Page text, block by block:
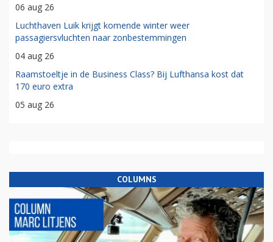
06 aug 26
Luchthaven Luik krijgt komende winter weer
passagiersvluchten naar zonbestemmingen
04 aug 26
Raamstoeltje in de Business Class? Bij Lufthansa kost dat
170 euro extra
05 aug 26
COLUMNS